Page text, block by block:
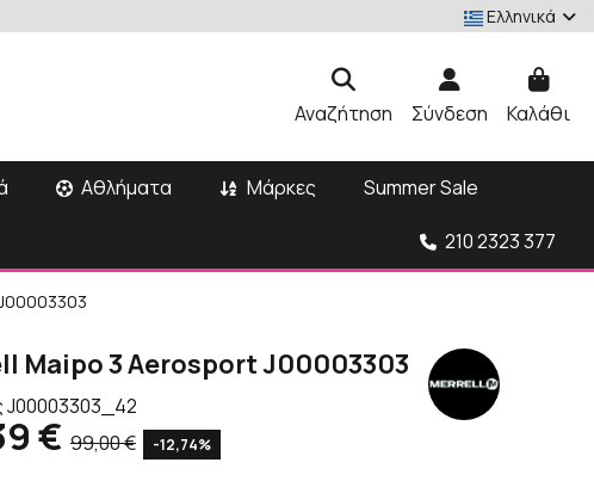
Ελληνικά
Αναζήτηση Σύνδεση Καλάθι
Αθλήματα Μάρκες Summer Sale
210 2323 377
Maipo 3 Aerosport J00003303
J00003303_42
€ 99,00 € -12,74%